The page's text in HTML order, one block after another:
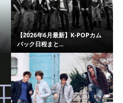
【2026年6月最新】K-POPカム
バック日程まと...